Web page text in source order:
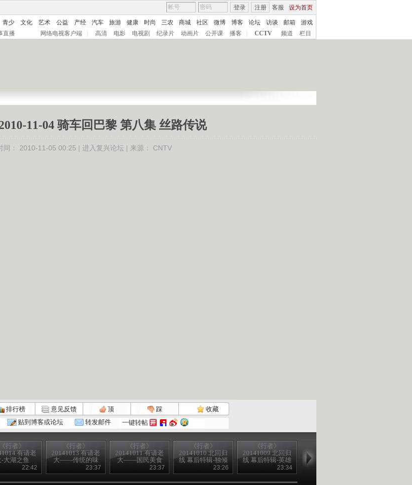
客服 设为首页
登录 注册
青少 文化 艺术 公益 产经 汽车 旅游 健康 时尚 三农 商城 社区 微博 博客 论坛 访谈 邮箱
游戏
直播 网络电视客户端 高清 电影 电视剧 纪录片 动画片 公开课 播客 CCTV 频道 栏目
11-04 骑车回巴黎 第八集 丝路传说
间： 2010-11-05 00:25 | 进入复兴论坛 | 来源： CNTV
排行榜 意见反馈 顶 踩
收藏
贴到博客或论坛 转发邮件 一键转帖
《行者》
有请老
-大湖之鱼
22:42
《行者》
20141013 有请老
大——传统的味
23:37
《行者》
20141011 有请老
大——国民美食
23:37
《行者》
20141010 北回归
线 幕后特辑-独倾
23:26
《行者》
20141009 北回归
线 幕后特辑-英雄
23:34
20141008 北回归
线 幕后特辑·绝非